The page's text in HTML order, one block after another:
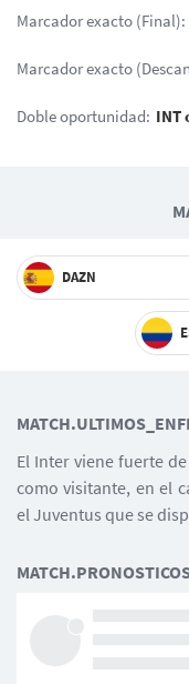
Marcador exacto (Final):
Marcador exacto
Doble oportunidad: INT
DAZN
El Inter viene fuerte
como visitante, en el
el Juventus que se